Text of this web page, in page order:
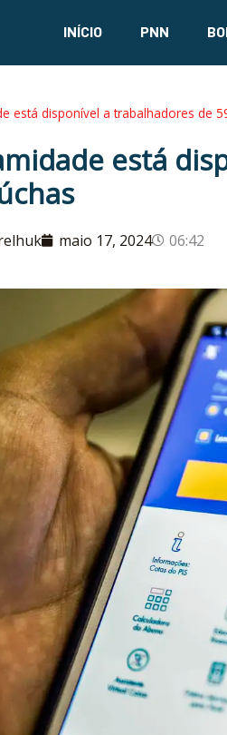
INÍCIO PNN
está disponível a trabalhadores de
está
maio 17, 2024 06:42